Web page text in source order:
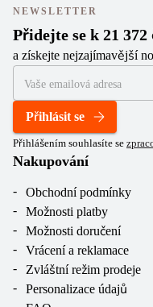
NEWSLETTER
Přidejte se k 21
a získejte nejzajímavější
Přihlásit se
Přihlášením souhlasíte se
Nakupování
Obchodní podmínky
Možnosti platby
Možnosti doručení
Vrácení a reklamace
Zvláštní režim prodeje
Personalizace údajů